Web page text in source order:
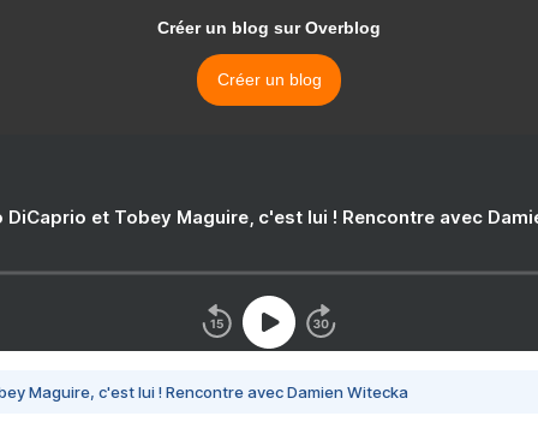
Créer un blog sur Overblog
Créer un blog
DiCaprio et Tobey Maguire, c'est lui ! Rencontre avec
Maguire, c'est lui ! Rencontre avec Damien Witecka